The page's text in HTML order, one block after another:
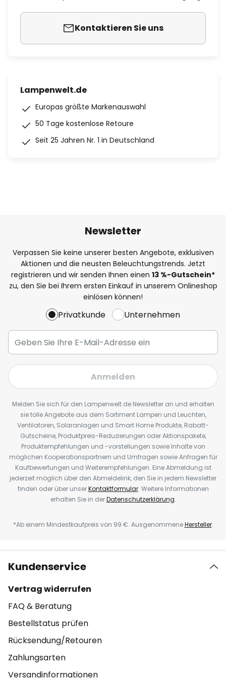
Kontaktieren Sie uns
Lampenwelt.de
Europas größte Markenauswahl
50 Tage kostenlose Retoure
Seit 25 Jahren Nr. 1 in Deutschland
Newsletter
Verpassen Sie keine unserer besten Angebote, exklusiven
Aktionen und die neusten Beleuchtungstrends. Jetzt
registrieren und wir senden Ihnen einen 13 %-Gutschein*
zu, den Sie bei Ihrem ersten Einkauf in unserem Onlineshop
einlösen können!
Privatkunde Unternehmen
Anmelden
Melden Sie sich für den Lampenwelt.de Newsletter an und erhalten
sie tolle Angebote aus dem Sortiment Lampen und Leuchten,
Ventilatoren, Solaranlagen und Smart Home Produkte, Rabatt-
Gutscheine, Produktpreis-Reduzierungen oder Aktionspakete,
Produktempfehlungen und -vorstellungen sowie Inhalte von
möglichen Kooperationspartnern und Umfragen sowie Anfragen für
Kaufbewertungen und Weiterempfehlungen. Eine Abmeldung ist
jederzeit möglich über den Abmeldelink, den Sie in jedem Newsletter
finden oder über unserKontaktformular. Weitere Informationen
erhalten Sie in derDatenschutzerklärung.
*Ab einem Mindestkaufpreis von 99 €. AusgenommeneHersteller.
Kundenservice
Vertrag widerrufen
FAQ & Beratung
Bestellstatus prüfen
Rücksendung/Retouren
Zahlungsarten
Versandinformationen